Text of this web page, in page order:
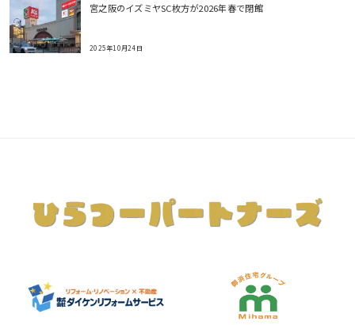
宮之阪のイズミヤSC枚方が2026年春で閉館
2025年10月24日